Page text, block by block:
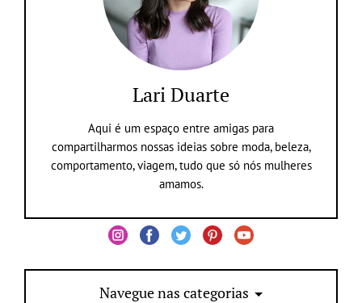
Lari Duarte
Aqui é um espaço entre amigas para
compartilharmos nossas ideias sobre moda, beleza,
comportamento, viagem, tudo que só nós mulheres
amamos.
Navegue nas categorias